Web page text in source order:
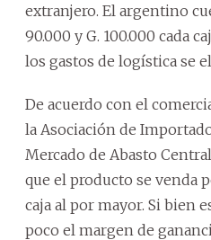
extranjero. El argentino
90.000 y G. 100.000 cada
los gastos de logística se
De acuerdo con el
la Asociación de
Mercado de Abasto
que el producto se venda
caja al por mayor. Si bien
poco el margen de